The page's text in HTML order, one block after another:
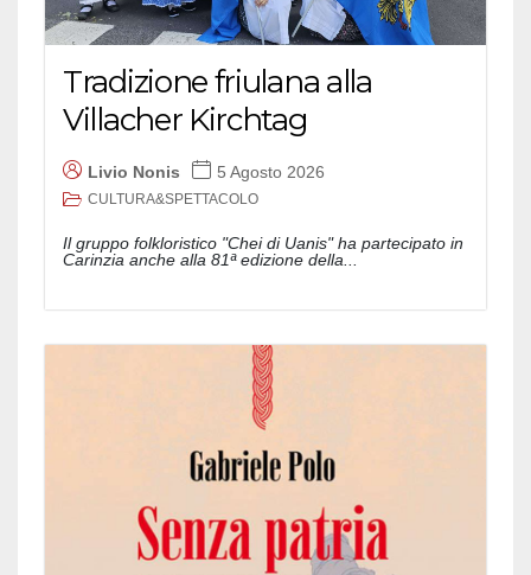
Tradizione friulana alla
Villacher Kirchtag
Livio Nonis 5 Agosto 2026
CULTURA&SPETTACOLO
Il gruppo folkloristico "Chei di Uanis" ha partecipato in
Carinzia anche alla 81ª edizione della...